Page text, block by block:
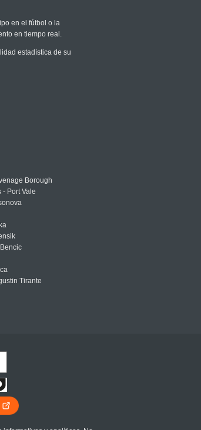
en el fútbol o la
en tiempo real.
estadística de su
Borough
Port Vale
Tirante